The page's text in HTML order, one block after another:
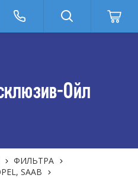
ФИЛЬТРА
SAAB